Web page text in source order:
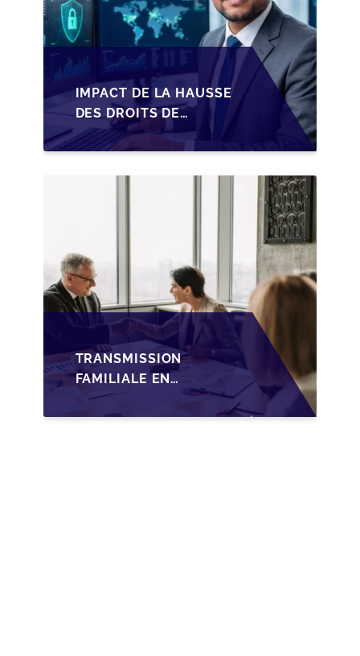
IMPACT DE LA HAUSSE
DES DROITS DE
SUCCESSION EN
WALLONIE SUR LA
TRANSMISSION
TRANSMISSION
FAMILIALE EN
WALLONIE :
NOUVELLES